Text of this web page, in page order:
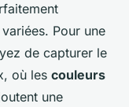
Pour une
de capturer le
où les couleurs
une